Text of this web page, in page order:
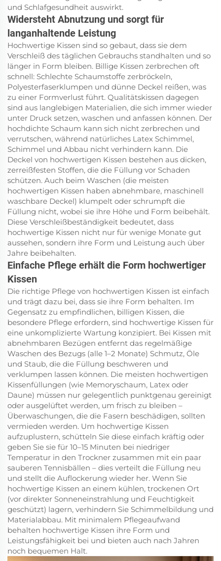
und Schlafgesundheit auswirkt.
Widersteht Abnutzung und sorgt für
langanhaltende Leistung
Hochwertige Kissen sind so gebaut, dass sie dem
Verschleiß des täglichen Gebrauchs standhalten und so
länger in Form bleiben. Billige Kissen zerbrechen oft
schnell: Schlechte Schaumstoffe zerbröckeln,
Polyesterfaserklumpen und dünne Deckel reißen, was
zu einer Formverlust führt. Qualitätskissen dagegen
sind aus langlebigen Materialien, die sich immer wieder
unter Druck setzen, waschen und anfassen können. Der
hochdichte Schaum kann sich nicht zerbrechen und
verrutschen, während natürliches Latex Schimmel,
Schimmel und Abbau nicht verhindern kann. Die
Deckel von hochwertigen Kissen bestehen aus dicken,
zerreißfesten Stoffen, die die Füllung vor Schaden
schützen. Auch beim Waschen (die meisten
hochwertigen Kissen haben abnehmbare, maschinell
waschbare Deckel) klumpelt oder schrumpft die
Füllung nicht, wobei sie ihre Höhe und Form beibehält.
Diese Verschleißbeständigkeit bedeutet, dass
hochwertige Kissen nicht nur für wenige Monate gut
aussehen, sondern ihre Form und Leistung auch über
Jahre beibehalten.
Einfache Pflege erhält die Form hochwertiger
Kissen
Die richtige Pflege von hochwertigen Kissen ist einfach
und trägt dazu bei, dass sie ihre Form behalten. Im
Gegensatz zu empfindlichen, billigen Kissen, die
besondere Pflege erfordern, sind hochwertige Kissen für
eine unkomplizierte Wartung konzipiert. Bei Kissen mit
abnehmbaren Bezügen entfernt das regelmäßige
Waschen des Bezugs (alle 1–2 Monate) Schmutz, Öle
und Staub, die die Füllung beschweren und
verklumpen lassen können. Die meisten hochwertigen
Kissenfüllungen (wie Memoryschaum, Latex oder
Daune) müssen nur gelegentlich punktgenau gereinigt
oder ausgelüftet werden, um frisch zu bleiben –
Überwaschungen, die die Fasern beschädigen, sollten
vermieden werden. Um hochwertige Kissen
aufzuplustern, schütteln Sie diese einfach kräftig oder
geben Sie sie für 10–15 Minuten bei niedriger
Temperatur in den Trockner zusammen mit ein paar
sauberen Tennisbällen – dies verteilt die Füllung neu
und stellt die Auflockerung wieder her. Wenn Sie
hochwertige Kissen an einem kühlen, trockenen Ort
(vor direkter Sonneneinstrahlung und Feuchtigkeit
geschützt) lagern, verhindern Sie Schimmelbildung und
Materialabbau. Mit minimalem Pflegeaufwand
behalten hochwertige Kissen ihre Form und
Leistungsfähigkeit bei und bieten auch nach Jahren
noch bequemen Halt.